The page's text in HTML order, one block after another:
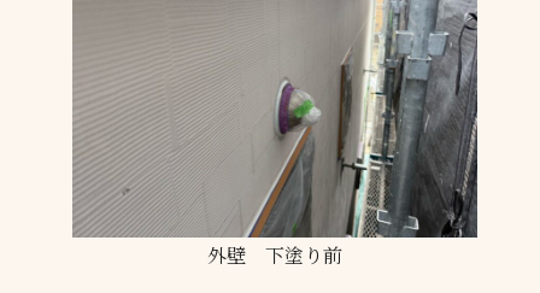
外壁 下塗り前